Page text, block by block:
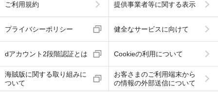
ご利用規約 提供事業者等に関する表示
プライバシーポリシー 健全なサービスに向けて
dアカウント2段階認証とは Cookieの利用について
海賊版に関する取り組みに
ついて
お客さまのご利用端末から
の情報の外部送信について